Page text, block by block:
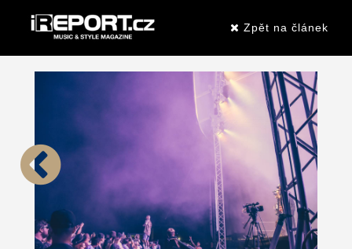
Zpět na článek